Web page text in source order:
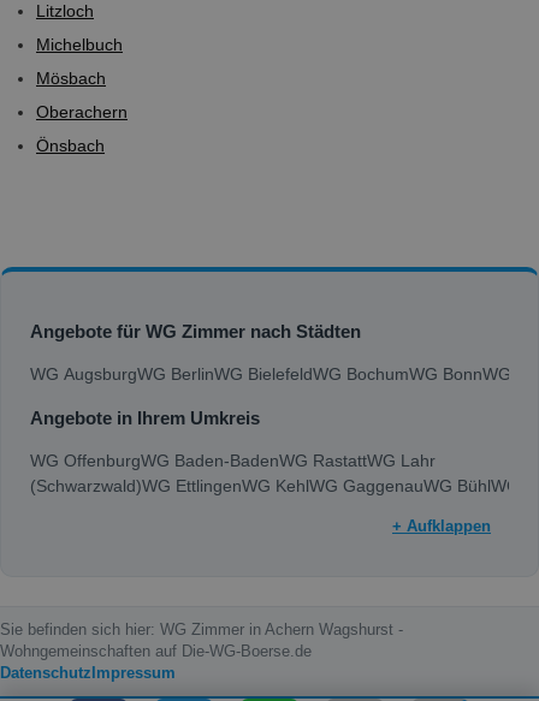
Litzloch
Michelbuch
Mösbach
Oberachern
Önsbach
Angebote für WG Zimmer nach Städten
WG AugsburgWG BerlinWG BielefeldWG BochumWG BonnWG
Angebote in Ihrem Umkreis
WG OffenburgWG Baden-BadenWG RastattWG Lahr
(Schwarzwald)WG EttlingenWG KehlWG GaggenauWG BühlWG
+ Aufklappen
Sie befinden sich hier: WG Zimmer in Achern Wagshurst -
Wohngemeinschaften auf Die-WG-Boerse.de
Datenschutz Impressum